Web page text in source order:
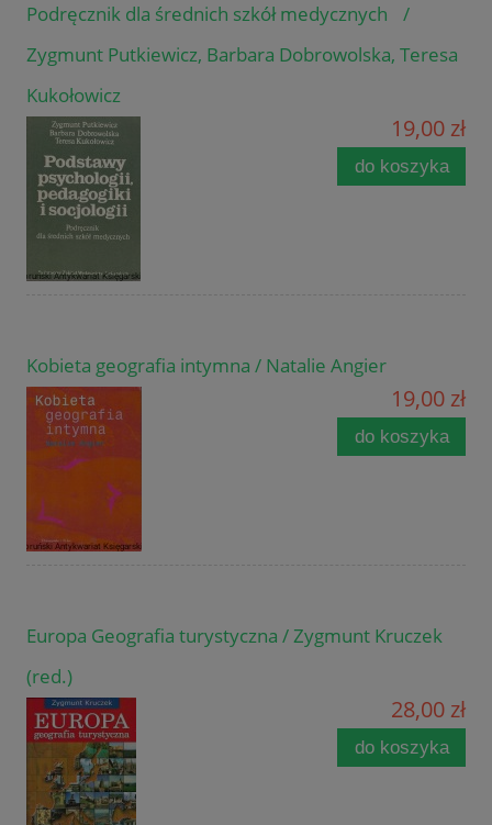
Podręcznik dla średnich szkół medycznych /
Zygmunt Putkiewicz, Barbara Dobrowolska, Teresa
Kukołowicz
19,00 zł
do koszyka
Kobieta geografia intymna / Natalie Angier
19,00 zł
do koszyka
Europa Geografia turystyczna / Zygmunt Kruczek
(red.)
28,00 zł
do koszyka